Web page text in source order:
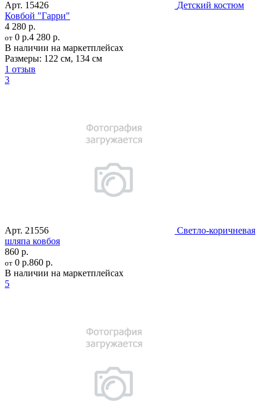
Арт. 15426
Детский костюм
Ковбой "Гарри"
4 280 р.
от 0 р.4 280 р.
В наличии на маркетплейсах
Размеры: 122 см, 134 см
1 отзыв
3
Арт. 21556
Светло-коричневая
шляпа ковбоя
860 р.
от 0 р.860 р.
В наличии на маркетплейсах
5